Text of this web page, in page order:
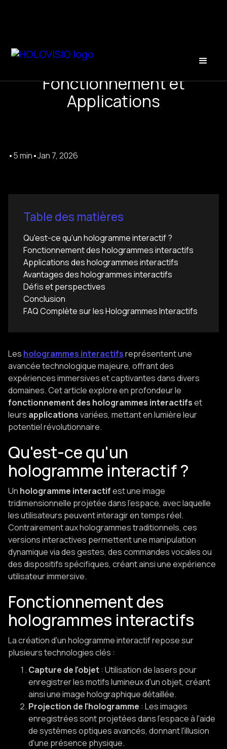
Hologramme Interactif :
Fonctionnement et
Applications
•5 min•Jan 7, 2026
Table des matières
Qu'est-ce qu'un hologramme interactif ?
Fonctionnement des hologrammes interactifs
Applications des hologrammes interactifs
Avantages des hologrammes interactifs
Défis et perspectives
Conclusion
FAQ Complète sur les Hologrammes Interactifs
Les hologrammes interactifsreprésentent une
avancée technologique majeure, offrant des
expériences immersives et captivantes dans divers
domaines. Cet article explore en profondeur le
fonctionnement des hologrammes interactifset
leurs applicationsvariées, mettant en lumière leur
potentiel révolutionnaire.​
Qu'est-ce qu'un
hologramme interactif ?
Un hologramme interactifest une image
tridimensionnelle projetée dans l'espace, avec laquelle
les utilisateurs peuvent interagir en temps réel.
Contrairement aux hologrammes traditionnels, ces
versions interactives permettent une manipulation
dynamique via des gestes, des commandes vocales ou
des dispositifs spécifiques, créant ainsi une expérience
utilisateur immersive.
Fonctionnement des
hologrammes interactifs
La création d'un hologramme interactif repose sur
plusieurs technologies clés :
Capture de l'objet: Utilisation de lasers pour
enregistrer les motifs lumineux d'un objet, créant
ainsi une image holographique détaillée.
Projection de l'hologramme : Les images
enregistrées sont projetées dans l'espace à l'aide
de systèmes optiques avancés, donnant l'illusion
d'une présence physique.​